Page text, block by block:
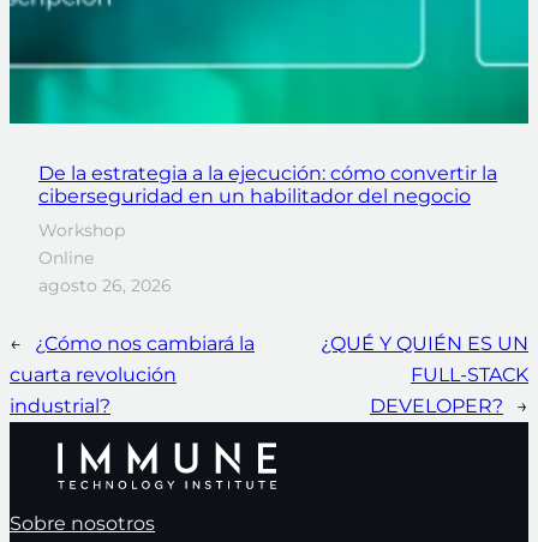
De la estrategia a la ejecución: cómo convertir la
ciberseguridad en un habilitador del negocio
Workshop
Online
agosto 26, 2026
←
¿Cómo nos cambiará la
cuarta revolución
industrial?
¿QUÉ Y QUIÉN ES UN
FULL-STACK
DEVELOPER?
→
Sobre nosotros